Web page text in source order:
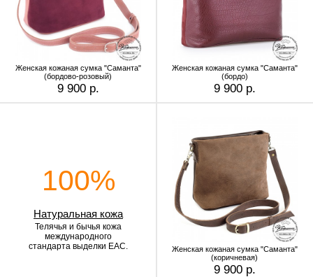
Женская кожаная сумка "Саманта"
(бордово-розовый)
9 900 р.
Женская кожаная сумка "Саманта"
(бордо)
9 900 р.
100%
Натуральная кожа
Телячья и бычья кожа
международного
стандарта выделки EAC.
Женская кожаная сумка "Саманта"
(коричневая)
9 900 р.